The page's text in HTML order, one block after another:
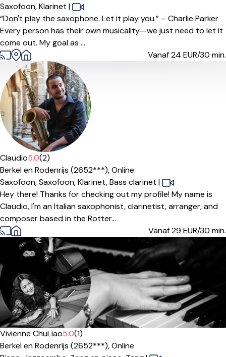
Saxofoon,Klarinet |
“Don't play the saxophone. Let it play you.” – Charlie Parker
Every person has their own musicality—we just need to let it
come out. My goal as ...
Vanaf 24 EUR/30 min.
Claudio5.0(2)
Berkel en Rodenrijs (2652***),Online
Saxofoon,Saxofoon,Klarinet,Bass clarinet |
Hey there! Thanks for checking out my profile! My name is
Claudio, I'm an Italian saxophonist, clarinetist, arranger, and
composer based in the Rotter...
Vanaf 29 EUR/30 min.
Vivienne ChuLiao5.0(1)
Berkel en Rodenrijs (2652***),Online